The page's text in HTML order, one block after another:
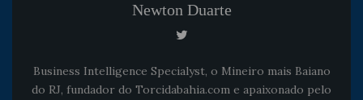
Newton Duarte
Business Intelligence Specialyst, o Mineiro mais Baiano
do RJ, fundador do Torcidabahia.com e apaixonado pelo